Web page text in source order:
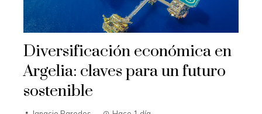
Diversificación económica en
Argelia: claves para un futuro
sostenible